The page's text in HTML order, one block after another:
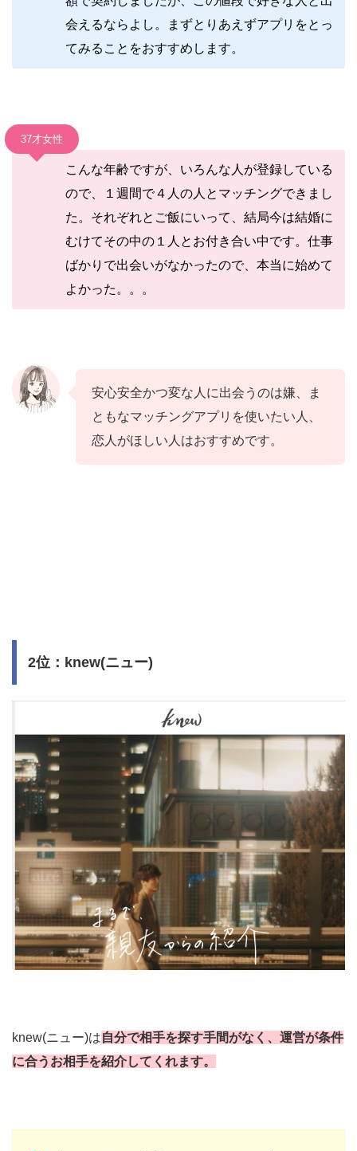
会えるならよし。まずとりあえずアプリをとっ
てみることをおすすめします。
37才女性
こんな年齢ですが、いろんな人が登録している
ので、１週間で４人の人とマッチングできまし
た。それぞれとご飯にいって、結局今は結婚に
むけてその中の１人とお付き合い中です。仕事
ばかりで出会いがなかったので、本当に始めて
よかった。。。
安心安全かつ変な人に出会うのは嫌、ま
ともなマッチングアプリを使いたい人、
恋人がほしい人はおすすめです。
2位：knew(ニュー)
knew(ニュー)は自分で相手を探す手間がなく、運営が条件
に合うお相手を紹介してくれます。